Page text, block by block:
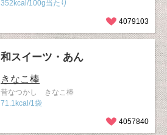
352kcal/100g当たり
4079103
和スイーツ・あん
きなこ棒
昔なつかし きなこ棒
71.1kcal/1袋
4057840